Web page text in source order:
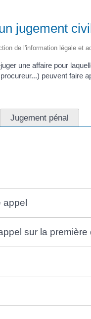
jugement
de l'information légale et
une affaire pour
peuvent faire
Jugement pénal
appel
sur la première